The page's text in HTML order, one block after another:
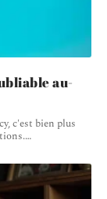
au-
c'est bien plus
…